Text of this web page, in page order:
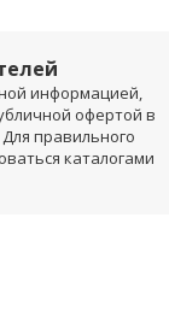
информацией,
офертой в
правильного
каталогами